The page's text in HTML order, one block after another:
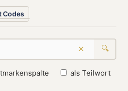
Codes
× 🔍
als Teilwort